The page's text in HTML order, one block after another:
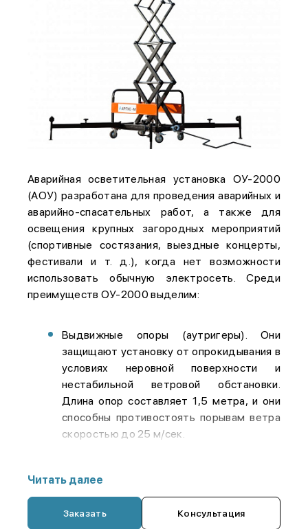
Аварийная осветительная установка ОУ-2000
(АОУ) разработана для проведения аварийных и
аварийно-спасательных работ, а также для
освещения крупных загородных мероприятий
(спортивные состязания, выездные концерты,
фестивали и т. д.), когда нет возможности
использовать обычную электросеть. Среди
преимуществ ОУ-2000 выделим:
Выдвижные опоры (аутригеры). Они
защищают установку от опрокидывания в
условиях неровной поверхности и
нестабильной ветровой обстановки.
Длина опор составляет 1,5 метра, и они
способны противостоять порывам ветра
скоростью до 25 м/сек.
блок прожекторов прочно фиксируется
исключит смещение световых потоков во
Читать далее
Заказать Консультация